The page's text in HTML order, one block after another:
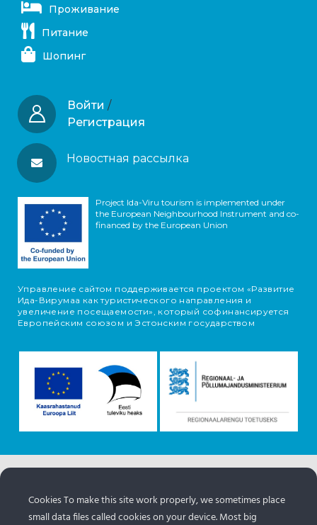
Проживание
Питание
Шопинг
Войти /
Регистрация
Новостная рассылка
Project Ida-Viru tourism is implemented under
the European Neighbourhood Instrument and co-
financed by the European Union
Управление сайтом поддерживается проектом «Развитие
Ида-Вирумаа как туристического направления и
увеличение посещаемости», который софинансируется
Европейским союзом и Эстонским государством
портала Эстонии.www.puhkaeestis.ee
Cookies To make this site work properly, we sometimes place
small data files called cookies on your device. Most big